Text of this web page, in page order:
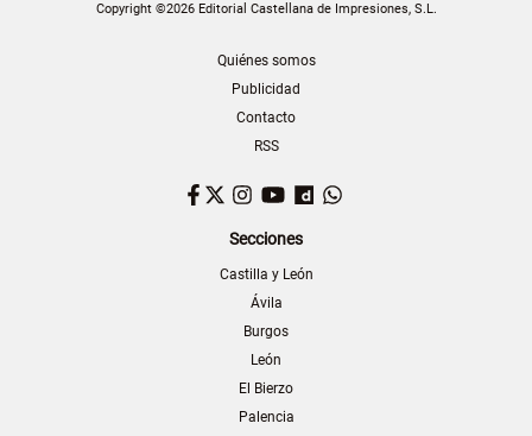
Copyright ©2026 Editorial Castellana de Impresiones, S.L.
Quiénes somos
Publicidad
Contacto
RSS
Facebook
TwitterInstagram
YouTubeDailymotion
Secciones
Castilla y León
Ávila
Burgos
León
El Bierzo
Palencia